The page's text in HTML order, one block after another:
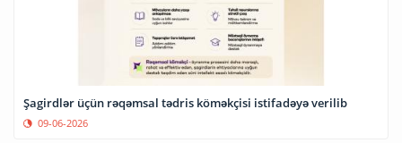
Şagirdlər üçün rəqəmsal tədris köməkçisi istifadəyə verilib
09-06-2026